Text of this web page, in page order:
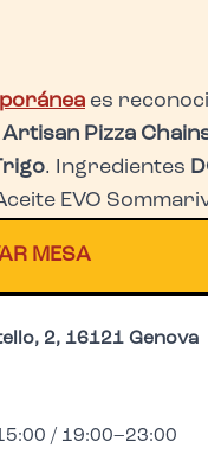
es
Pizza
. Ingredientes
EVO
MESA
2, 16121 Genova
/ 19:00–23:00